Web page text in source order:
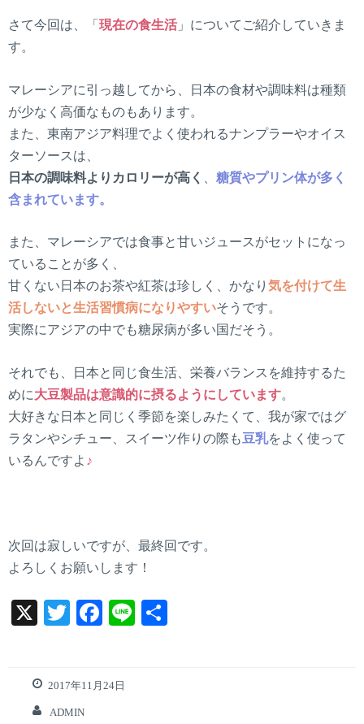
さて今回は、「現在の食生活 」についてご紹介していきま
す。
マレーシアに引っ越してから、日本の食材や調味料は種類
が少なく高価なものもあります。
また、東南アジア料理でよく使われるナンプラーやオイス
ターソースは、
日本の調味料よりカロリーが高く
糖質やプリン体が多く
含まれています。
また、マレーシアでは食事と甘いジュースがセットになっ
ていることが多く、
甘くない日本のお茶や紅茶は珍しく、かなり 気を付けて生
活しないと生活習慣病になりやすいそうです。
実際にアジアの中でも糖尿病が多い国だそう。
それでも、日本と同じ食生活、栄養バランスを維持するた
めに大豆製品は意識的に摂るようにしています。
大好きな日本と同じく季節を楽しみたくて、我が家ではグ
ラタンやシチュー、スイーツ作りの際も豆乳をよく使って
いるんですよ ♪
次回は寂しいですが、最終回です。
よろしくお願いします！
X T
te
r
F
b
Li
2017年11月24日
ADMIN